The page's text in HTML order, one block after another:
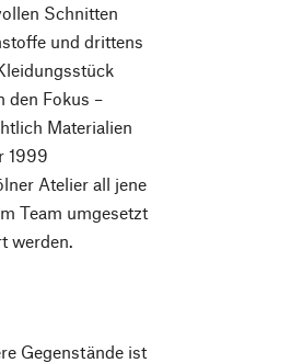
Schnitten
und drittens
den Fokus –
Materialien
1999
Atelier all jene
Team umgesetzt
werden.
Gegenstände ist